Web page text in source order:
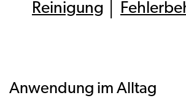
Reinigung
Anwendung im Alltag